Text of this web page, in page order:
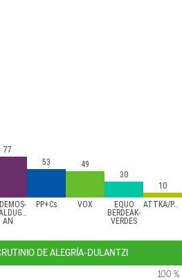
EZKER
AN
PP+Cs VOX
EQUO
BERDEAK-
VERDES
ATTKA/PACMA
77
53
49
30
10
DE ALEGRÍA-DULANTZI
100 %